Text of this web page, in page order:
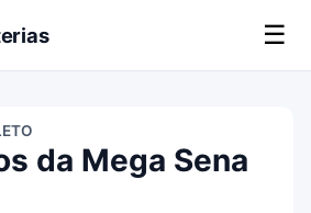
☰
da Mega Sena